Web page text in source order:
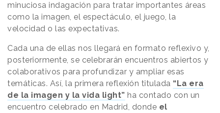
minuciosa indagación para tratar importantes áreas
como la imagen, el espectáculo, el juego, la
velocidad o las expectativas.
Cada una de ellas nos llegará en formato reflexivo y,
posteriormente, se celebrarán encuentros abiertos y
colaborativos para profundizar y ampliar esas
temáticas. Así, la primera reflexión titulada “La era
de la imagen y la vida light” ha contado con un
encuentro celebrado en Madrid, donde el